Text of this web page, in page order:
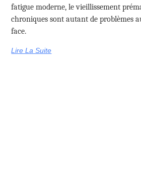
fatigue moderne, le vieillissement
chroniques sont autant de problèmes
face.
Lire La Suite